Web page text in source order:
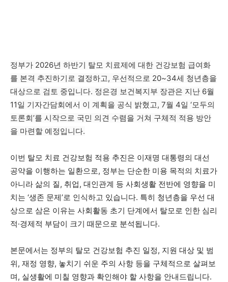
정부가 2026년 하반기 탈모 치료제에 대한 건강보험 급여화
를 본격 추진하기로 결정하고, 우선적으로 20~34세 청년층을
대상으로 검토 중입니다. 정은경 보건복지부 장관은 지난 6월
11일 기자간담회에서 이 계획을 공식 밝혔고, 7월 4일 ‘모두의
토론회’를 시작으로 국민 의견 수렴을 거쳐 구체적 적용 방안
을 마련할 예정입니다.
이번 탈모 치료 건강보험 적용 추진은 이재명 대통령의 대선
공약을 이행하는 일환으로, 정부는 단순한 미용 목적의 치료가
아니라 삶의 질, 취업, 대인관계 등 사회생활 전반에 영향을 미
치는 ‘생존 문제’로 인식하고 있습니다. 특히 청년층을 우선 대
상으로 삼은 이유는 사회활동 초기 단계에서 탈모로 인한 심리
적·경제적 부담이 크기 때문으로 분석됩니다.
본문에서는 정부의 탈모 건강보험 추진 일정, 지원 대상 및 범
위, 재정 영향, 놓치기 쉬운 주의 사항 등을 구체적으로 살펴보
며, 실생활에 미칠 영향과 확인해야 할 사항을 안내드립니다.